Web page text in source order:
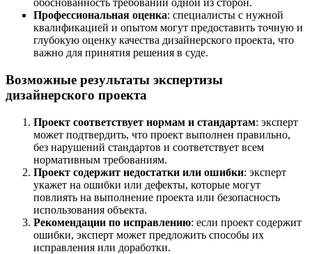
обоснованность требований одной из сторон.
Профессиональная оценка: специалисты с нужной
квалификацией и опытом могут предоставить точную и
глубокую оценку качества дизайнерского проекта, что
важно для принятия решения в суде.
Возможные результаты экспертизы
дизайнерского проекта
Проект соответствует нормам и стандартам: эксперт
может подтвердить, что проект выполнен правильно,
без нарушений стандартов и соответствует всем
нормативным требованиям.
Проект содержит недостатки или ошибки: эксперт
укажет на ошибки или дефекты, которые могут
повлиять на выполнение проекта или безопасность
использования объекта.
Рекомендации по исправлению: если проект содержит
ошибки, эксперт может предложить способы их
исправления или доработки.